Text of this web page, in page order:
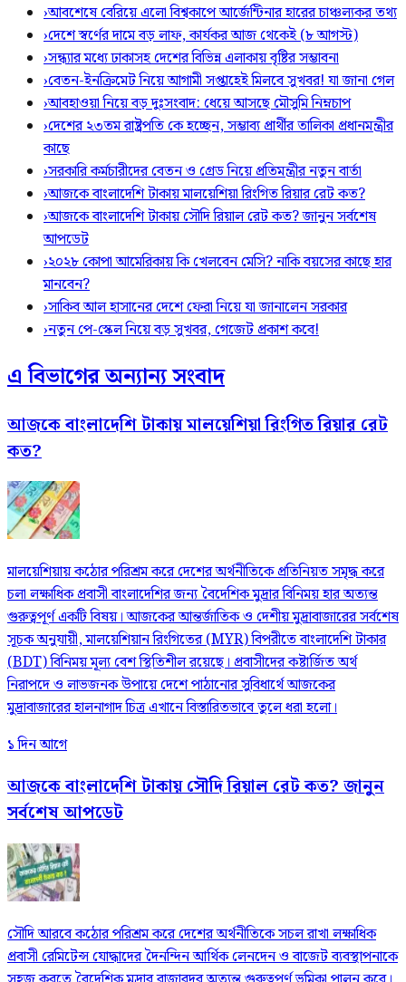
›আবশেষে বেরিয়ে এলো বিশ্বকাপে আর্জেন্টিনার হারের চাঞ্চল্যকর তথ্য
›দেশে স্বর্ণের দামে বড় লাফ, কার্যকর আজ থেকেই (৮ আগস্ট)
›সন্ধ্যার মধ্যে ঢাকাসহ দেশের বিভিন্ন এলাকায় বৃষ্টির সম্ভাবনা
›বেতন-ইনক্রিমেট নিয়ে আগামী সপ্তাহেই মিলবে সুখবর! যা জানা গেল
›আবহাওয়া নিয়ে বড় দুঃসংবাদ: ধেয়ে আসছে মৌসুমি নিম্নচাপ
›দেশের ২৩তম রাষ্ট্রপতি কে হচ্ছেন, সম্ভাব্য প্রার্থীর তালিকা প্রধানমন্ত্রীর
কাছে
›সরকারি কর্মচারীদের বেতন ও গ্রেড নিয়ে প্রতিমন্ত্রীর নতুন বার্তা
›আজকে বাংলাদেশি টাকায় মালয়েশিয়া রিংগিত রিয়ার রেট কত?
›আজকে বাংলাদেশি টাকায় সৌদি রিয়াল রেট কত? জানুন সর্বশেষ
আপডেট
›২০২৮ কোপা আমেরিকায় কি খেলবেন মেসি? নাকি বয়সের কাছে হার
মানবেন?
›সাকিব আল হাসানের দেশে ফেরা নিয়ে যা জানালেন সরকার
›নতুন পে-স্কেল নিয়ে বড় সুখবর, গেজেট প্রকাশ কবে!
এ বিভাগের অন্যান্য সংবাদ
আজকে বাংলাদেশি টাকায় মালয়েশিয়া রিংগিত রিয়ার রেট
কত?
মালয়েশিয়ায় কঠোর পরিশ্রম করে দেশের অর্থনীতিকে প্রতিনিয়ত সমৃদ্ধ করে
চলা লক্ষাধিক প্রবাসী বাংলাদেশির জন্য বৈদেশিক মুদ্রার বিনিময় হার অত্যন্ত
গুরুত্বপূর্ণ একটি বিষয়। আজকের আন্তর্জাতিক ও দেশীয় মুদ্রাবাজারের সর্বশেষ
সূচক অনুযায়ী, মালয়েশিয়ান রিংগিতের (MYR) বিপরীতে বাংলাদেশি টাকার
(BDT) বিনিময় মূল্য বেশ স্থিতিশীল রয়েছে। প্রবাসীদের কষ্টার্জিত অর্থ
নিরাপদে ও লাভজনক উপায়ে দেশে পাঠানোর সুবিধার্থে আজকের
মুদ্রাবাজারের হালনাগাদ চিত্র এখানে বিস্তারিতভাবে তুলে ধরা হলো।
১ দিন আগে
আজকে বাংলাদেশি টাকায় সৌদি রিয়াল রেট কত? জানুন
সর্বশেষ আপডেট
সৌদি আরবে কঠোর পরিশ্রম করে দেশের অর্থনীতিকে সচল রাখা লক্ষাধিক
প্রবাসী রেমিটেন্স যোদ্ধাদের দৈনন্দিন আর্থিক লেনদেন ও বাজেট ব্যবস্থাপনাকে